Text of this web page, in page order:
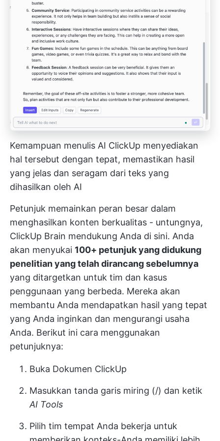
Kemampuan menulis AI ClickUp menyediakan
hal tersebut dengan tepat, memastikan hasil
yang jelas dan seragam dari teks yang
dihasilkan oleh AI
Petunjuk memainkan peran besar dalam
menghasilkan konten berkualitas - untungnya,
ClickUp Brain mendukung Anda di sini. Anda
akan menyukai 100+ petunjuk yang didukung
penelitian yang telah dirancang sebelumnya
yang ditargetkan untuk tim dan kasus
penggunaan yang berbeda. Mereka akan
membantu Anda mendapatkan hasil yang tepat
yang Anda inginkan dan mengurangi usaha
Anda. Berikut ini cara menggunakan
petunjuknya:
Buka Dokumen ClickUp
Masukkan tanda garis miring (/) dan ketik
AI Tools
Pilih tim tempat Anda bekerja untuk